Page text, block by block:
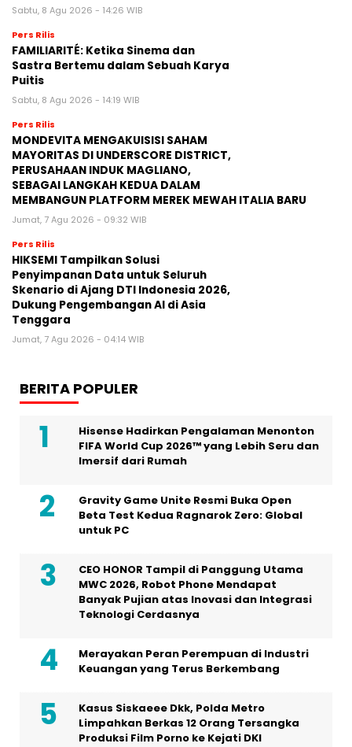
Sabtu, 8 Agu 2026 - 14:26 WIB
Pers Rilis
FAMILIARITÉ: Ketika Sinema dan
Sastra Bertemu dalam Sebuah Karya
Puitis
Sabtu, 8 Agu 2026 - 14:19 WIB
Pers Rilis
MONDEVITA MENGAKUISISI SAHAM
MAYORITAS DI UNDERSCORE DISTRICT,
PERUSAHAAN INDUK MAGLIANO,
SEBAGAI LANGKAH KEDUA DALAM
MEMBANGUN PLATFORM MEREK MEWAH ITALIA BARU
Jumat, 7 Agu 2026 - 09:32 WIB
Pers Rilis
HIKSEMI Tampilkan Solusi
Penyimpanan Data untuk Seluruh
Skenario di Ajang DTI Indonesia 2026,
Dukung Pengembangan AI di Asia
Tenggara
Jumat, 7 Agu 2026 - 04:14 WIB
BERITA POPULER
Hisense Hadirkan Pengalaman Menonton
FIFA World Cup 2026™ yang Lebih Seru dan
Imersif dari Rumah
Gravity Game Unite Resmi Buka Open
Beta Test Kedua Ragnarok Zero: Global
untuk PC
CEO HONOR Tampil di Panggung Utama
MWC 2026, Robot Phone Mendapat
Banyak Pujian atas Inovasi dan Integrasi
Teknologi Cerdasnya
Merayakan Peran Perempuan di Industri
Keuangan yang Terus Berkembang
Kasus Siskaeee Dkk, Polda Metro
Limpahkan Berkas 12 Orang Tersangka
Produksi Film Porno ke Kejati DKI